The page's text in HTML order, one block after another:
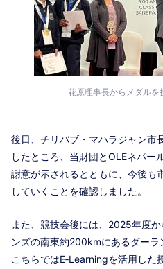
花原理事長からメダルを
後日、チリバブ・マハラジャン市
したところ、当財団とOLEネパー
謝意が示されるとともに、今後も
していくことを確認しました。
また、競技会後には、2025年度
ンズの南東約200kmにあるダーラ
こちらではE‑Learningを活用した